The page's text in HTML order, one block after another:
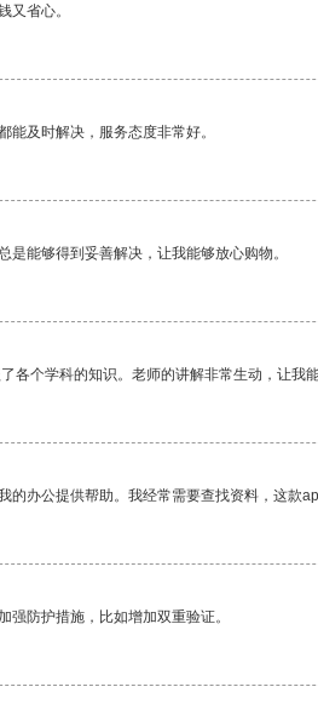
又省心。
及时解决，服务态度非常好。
能够得到妥善解决，让我能够放心购物。
各个学科的知识。老师的讲解非常生动，让我
的办公提供帮助。我经常需要查找资料，这款
防护措施，比如增加双重验证。